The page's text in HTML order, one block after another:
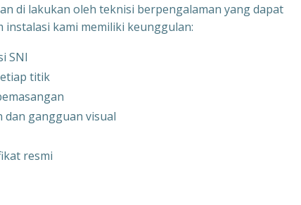
di lakukan oleh teknisi berpengalaman yang dapat
instalasi kami memiliki keunggulan:
SNI
titik
dan gangguan visual
resmi